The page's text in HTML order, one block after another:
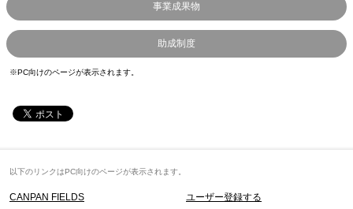
事業成果物
助成制度
※PC向けのページが表示されます。
以下のリンクはPC向けのページが表示されます。
CANPAN FIELDS
ユーザー登録する